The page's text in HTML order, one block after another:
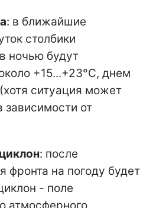
: в ближайшие
столбики
ночью будут
+15...+23°С, днем
ситуация может
зависимости от
: после
фронта на погоду будет
- поле
атмосферного